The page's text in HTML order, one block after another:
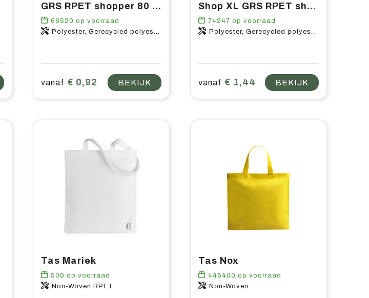
GRS RPET shopper 80 g/m² met logo bedrukken | Vanaf 145 stuks
66520 op voorraad
Polyester, Gerecycled polyester
vanaf € 0,92 BEKIJK
Shop XL GRS RPET shopper 80 g/m² met logo bedrukken | Vanaf 75 stuks
74247 op voorraad
Polyester, Gerecycled polyester
vanaf € 1,44 BEKIJK
Tas Mariek
500 op voorraad
Non-Woven RPET
Tas Nox
445400 op voorraad
Non-Woven